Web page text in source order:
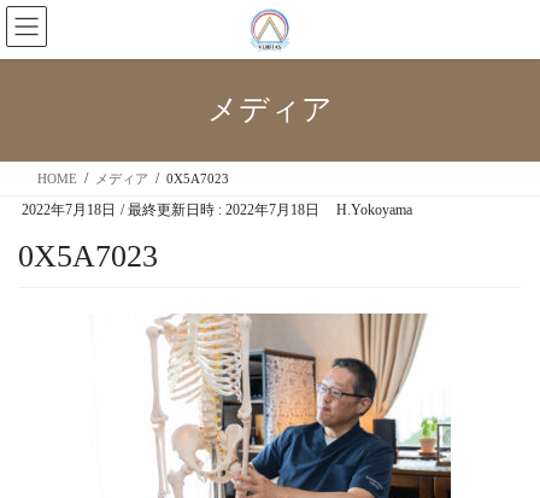
メディア
HOME メディア 0X5A7023
2022年7月18日 / 最終更新日時 : 2022年7月18日 H.Yokoyama
0X5A7023